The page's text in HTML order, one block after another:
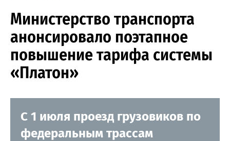
Министерство транспорта
анонсировало поэтапное
повышение тарифа системы
«Платон»
С 1 июля проезд грузовиков по
федеральным трассам